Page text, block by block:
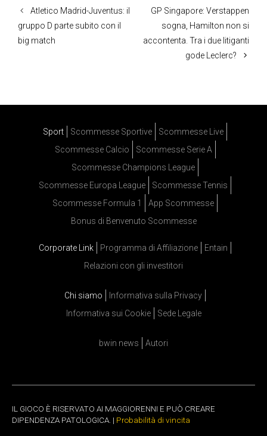
Atletico Madrid-Juventus: il
gruppo D parte subito con il
big match
GP Singapore: Verstappen
sogna, Hamilton non si
accontenta. Tra i due litiganti
gode Leclerc?
Sport Scommesse Sportive
Scommesse Live
Scommesse Calcio
Scommesse Serie A
Scommesse Champions League
Scommesse Europa League
Scommesse Tennis
Scommesse Formula 1
App Scommesse
Bonus di Benvenuto Scommesse
Corporate Link Programma di Affiliazione
Entain
Relazioni con gli investitori
Chi siamo
Informativa sulla Privacy
Informativa sui Cookie
Sede Legale
bwin news Autori
IL GIOCO È RISERVATO AI MAGGIORENNI E PUÒ CREARE
DIPENDENZA PATOLOGICA. | Probabilità di vincita